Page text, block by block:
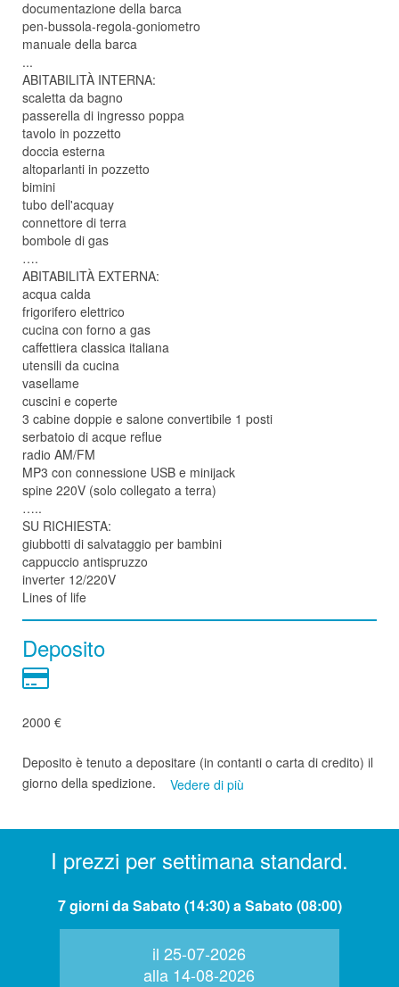
documentazione della barca
pen-bussola-regola-goniometro
manuale della barca
...
ABITABILITÀ INTERNA:
scaletta da bagno
passerella di ingresso poppa
tavolo in pozzetto
doccia esterna
altoparlanti in pozzetto
bimini
tubo dell'acquay
connettore di terra
bombole di gas
….
ABITABILITÀ EXTERNA:
acqua calda
frigorifero elettrico
cucina con forno a gas
caffettiera classica italiana
utensili da cucina
vasellame
cuscini e coperte
3 cabine doppie e salone convertibile 1 posti
serbatoio di acque reflue
radio AM/FM
MP3 con connessione USB e minijack
spine 220V (solo collegato a terra)
…..
SU RICHIESTA:
giubbotti di salvataggio per bambini
cappuccio antispruzzo
inverter 12/220V
Lines of life
Deposito
2000 €
Deposito è tenuto a depositare (in contanti o carta di credito) il
giorno della spedizione.
Vedere di più
I prezzi per settimana standard.
7 giorni da Sabato (14:30) a Sabato (08:00)
il 25-07-2026
alla 14-08-2026